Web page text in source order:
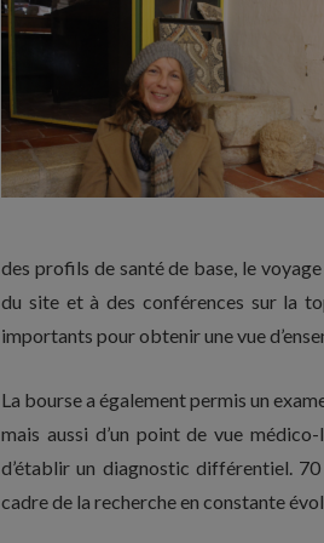
des profils de santé de base, le
du site et à des conférences sur la
importants pour obtenir une vue
La bourse a également permis un
mais aussi d’un point de vue
d’établir un diagnostic différentiel.
cadre de la recherche en constante